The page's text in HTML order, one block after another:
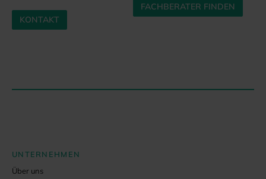
KONTAKT
FACHBERATER FINDEN
UNTERNEHMEN
Über uns